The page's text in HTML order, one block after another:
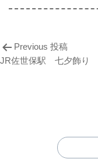
Previous 投稿
JR佐世保駅 七夕飾り